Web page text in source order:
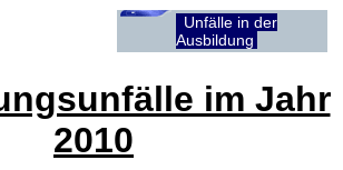
Unfälle in der
Ausbildung
im Jahr
2010